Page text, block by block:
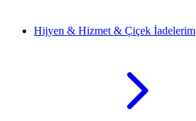
Hijyen & Hizmet & Çiçek İadelerim